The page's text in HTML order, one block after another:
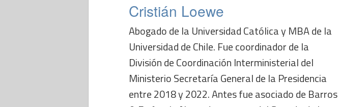
Cristián Loewe
Abogado de la Universidad Católica y MBA de la
Universidad de Chile. Fue coordinador de la
División de Coordinación Interministerial del
Ministerio Secretaría General de la Presidencia
entre 2018 y 2022. Antes fue asociado de Barros